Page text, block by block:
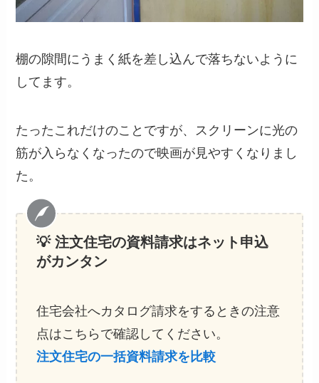
棚の隙間にうまく紙を差し込んで落ちないように
してます。
たったこれだけのことですが、スクリーンに光の
筋が入らなくなったので映画が見やすくなりまし
た。
💡 注文住宅の資料請求はネット申込
がカンタン
住宅会社へカタログ請求をするときの注意
点はこちらで確認してください。
注文住宅の一括資料請求を比較